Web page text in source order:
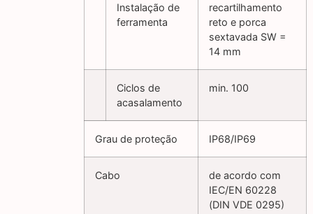
Instalação de
ferramenta
recartilhamento
reto e porca
sextavada SW =
14 mm
Ciclos de
acasalamento
min. 100
Grau de proteção IP68/IP69
Cabo
de acordo com
IEC/EN 60228
(DIN VDE 0295)